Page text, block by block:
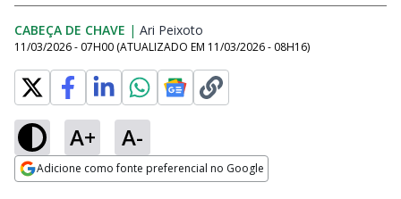
CABEÇA DE CHAVE | Ari Peixoto
11/03/2026 - 07H00 (ATUALIZADO EM 11/03/2026 - 08H16)
A+ A-
Adicione como fonte preferencial no Google